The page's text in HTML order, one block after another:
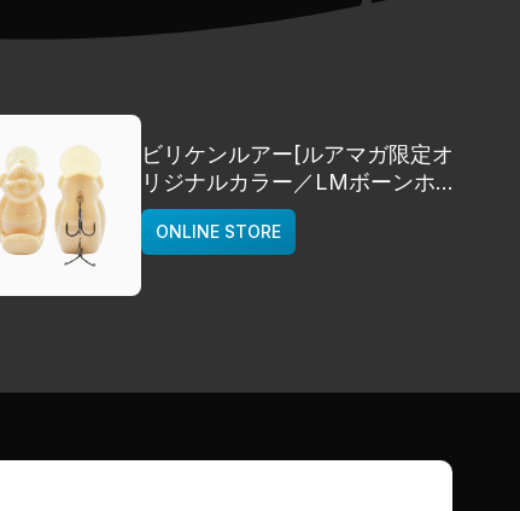
ビリケンルアー[ルアマガ限定オ
リジナルカラー／LMボーンホワ
イト]
deps
ONLINE STORE